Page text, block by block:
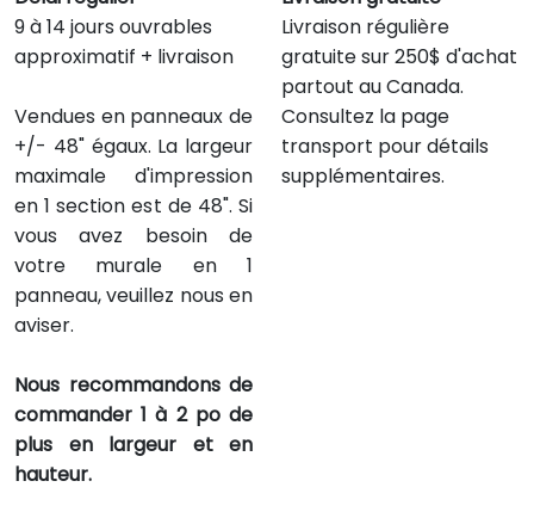
9 à 14 jours ouvrables
approximatif + livraison
Vendues en panneaux de
+/- 48" égaux. La largeur
maximale d'impression
en 1 section est de 48". Si
vous avez besoin de
votre murale en 1
panneau, veuillez nous en
aviser.
Nous recommandons de
commander 1 à 2 po de
plus en largeur et en
hauteur.
Livraison régulière
gratuite sur 250$ d'achat
partout au Canada.
Consultez la page
transport pour détails
supplémentaires.